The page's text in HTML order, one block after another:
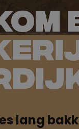
lang